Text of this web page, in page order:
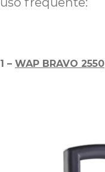
1 – WAP BRAVO 2550